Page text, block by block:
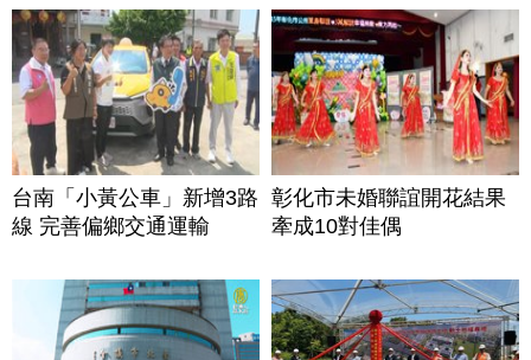
台南「小黃公車」新增3路
線 完善偏鄉交通運輸
彰化市未婚聯誼開花結果
牽成10對佳偶